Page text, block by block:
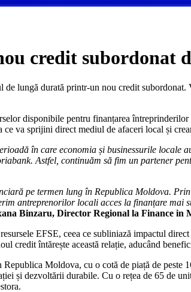
credit subordonat
de lungă durată printr-un nou credit
disponibile pentru finanțarea
va sprijini direct mediul de afaceri local și
în care economia și businessurile locale
Astfel, continuăm să fim un partener
pe termen lung în Republica Moldova.
antreprenorilor locali acces la finanțare
Binzaru, Director Regional la Finance in
EFSE, ceea ce subliniază impactul
credit întărește această relație, aducând
Moldova, cu o cotă de piață de peste
și dezvoltării durabile. Cu o rețea de 65 de